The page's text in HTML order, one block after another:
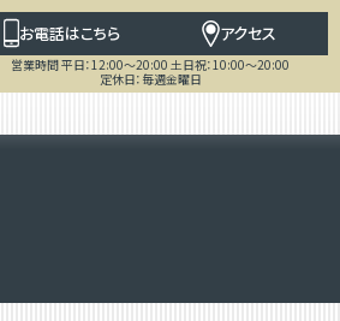
お電話はこちら アクセス
営業時間 平日：12:00～20:00 土日祝：10:00～20:00
定休日：毎週金曜日